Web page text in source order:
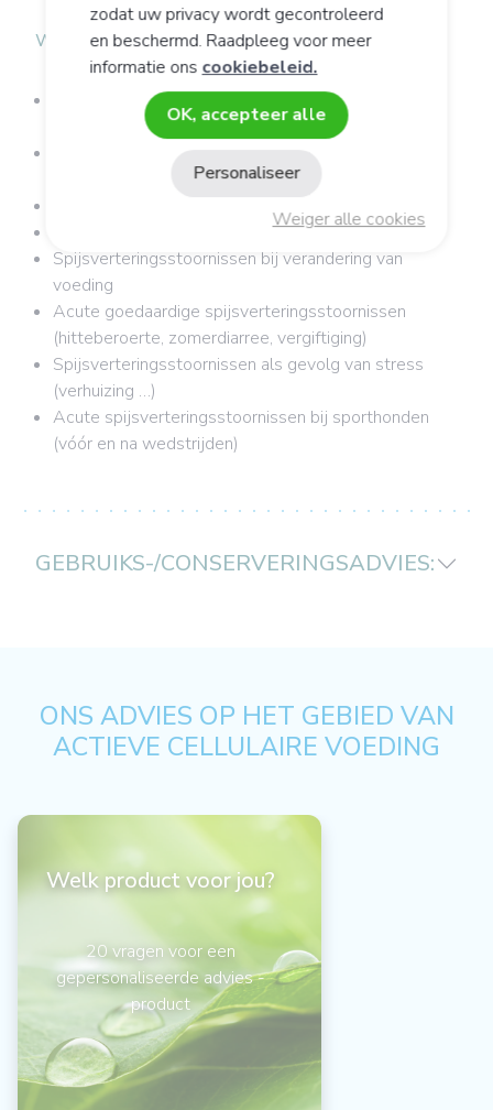
Wanneer is het product aanbevolen?
Om te helpen de darmflora weer in balans te
antibiotica, ontwormingskuur ...)
Spijsverteringsstoornissen bij katten
Spijsverteringsstoornissen bij verandering van
voeding
Acute goedaardige spijsverteringsstoornissen
(hitteberoerte, zomerdiarree, vergiftiging)
Spijsverteringsstoornissen als gevolg van stress
(verhuizing …)
Acute spijsverteringsstoornissen bij sporthonden
(vóór en na wedstrijden)
GEBRUIKS-/CONSERVERINGSADVIES:
ONS ADVIES OP HET GEBIED VAN
ACTIEVE CELLULAIRE VOEDING
Welk product voor jou?
20 vragen voor een
gepersonaliseerde advies -
product
zodat uw privacy wordt gecontroleerd
en beschermd. Raadpleeg voor meer
informatie ons cookiebeleid.
OK, accepteer alle
Weiger alle cookies
Personaliseer